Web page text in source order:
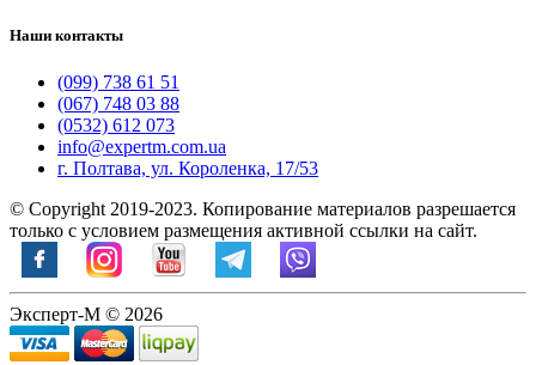
Наши контакты
(099) 738 61 51
(067) 748 03 88
(0532) 612 073
info@expertm.com.ua
г. Полтава, ул. Короленка, 17/53
© Copyright 2019-2023. Копирование материалов разрешается
только с условием размещения активной ссылки на сайт.
Эксперт-М © 2026